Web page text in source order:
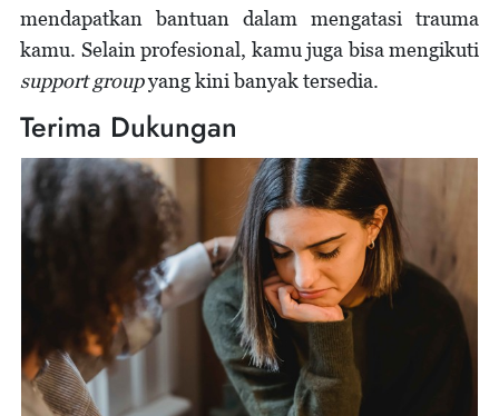
mendapatkan bantuan dalam mengatasi trauma
kamu. Selain profesional, kamu juga bisa mengikuti
support groupyang kini banyak tersedia.
Terima Dukungan